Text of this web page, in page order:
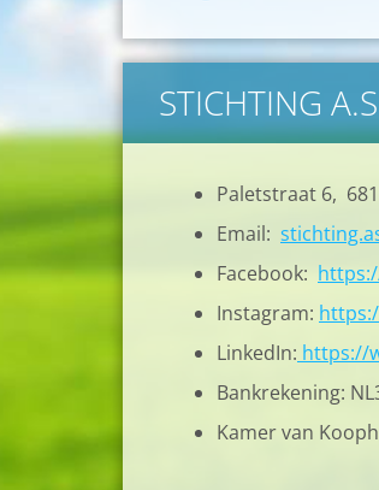
STICHTING
Paletstraat 6,
Email:
Facebook:
Instagram:
LinkedIn: https://
Bankrekening:
Kamer van